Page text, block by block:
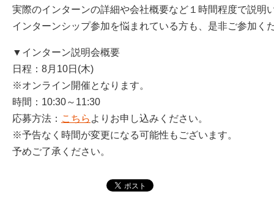
実際のインターンの詳細や会社概要など１時間程度で説明
インターンシップ参加を悩まれている方も、是非ご参加く
▼インターン説明会概要
日程：8月10日(木)
※オンライン開催となります。
時間：10:30～11:30
応募方法： こちら よりお申し込みください。
※予告なく時間が変更になる可能性もございます。
予めご了承ください。